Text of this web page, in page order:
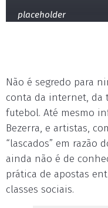
placeholder
Não é segredo para
conta da internet, da
futebol. Até mesmo
Bezerra, e artistas,
“lascados” em razão
ainda não é de
prática de apostas
classes sociais.